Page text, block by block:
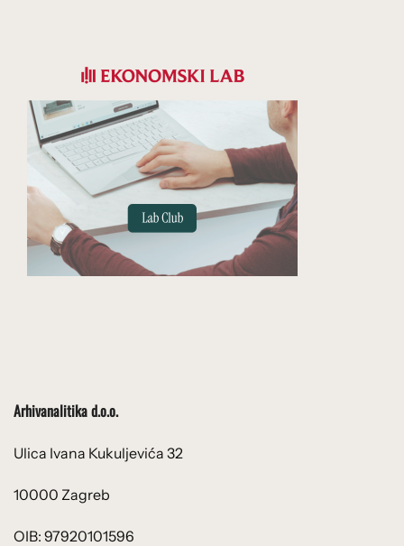
Arhivanalitika d.o.o.
Ulica Ivana Kukuljevića 32
10000 Zagreb
OIB: 97920101596